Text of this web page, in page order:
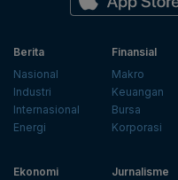
Berita
Nasional
Industri
Internasional
Energi
Finansial
Makro
Keuangan
Bursa
Korporasi
Ekonomi
Jurnalisme